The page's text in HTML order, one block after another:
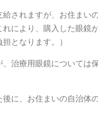
されますが、お住ま
により、購入した眼
となります。）
治療用眼鏡について
に、お住まいの自治体